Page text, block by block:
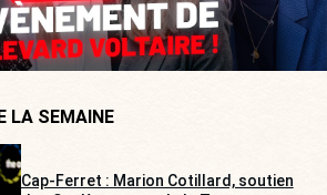
LA SEMAINE
Cap-Ferret : Marion Cotillard, soutien